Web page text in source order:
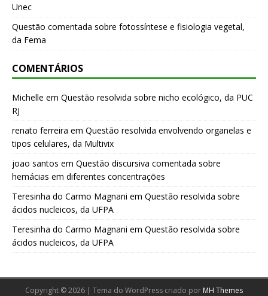
Unec
Questão comentada sobre fotossíntese e fisiologia vegetal,
da Fema
COMENTÁRIOS
Michelle em Questão resolvida sobre nicho ecológico, da PUC
RJ
renato ferreira em Questão resolvida envolvendo organelas e
tipos celulares, da Multivix
joao santos em Questão discursiva comentada sobre
hemácias em diferentes concentrações
Teresinha do Carmo Magnani em Questão resolvida sobre
ácidos nucleicos, da UFPA
Teresinha do Carmo Magnani em Questão resolvida sobre
ácidos nucleicos, da UFPA
Copyright © 2026 | Tema do WordPress criado por MH Themes